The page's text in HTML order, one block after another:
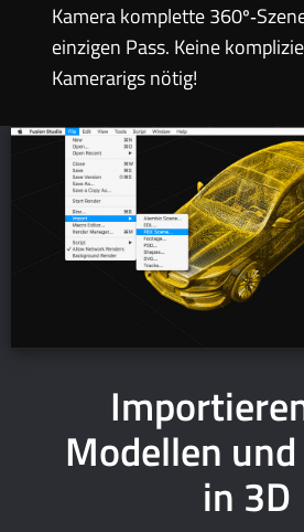
Kamera komplette
einzigen Pass. Keine
Kamerarigs nötig!
Modellen
in 3D